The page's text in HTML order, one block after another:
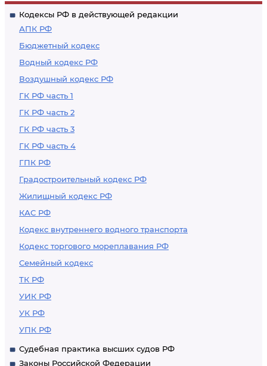
Кодексы РФ в действующей редакции
АПК РФ
Бюджетный кодекс
Водный кодекс РФ
Воздушный кодекс РФ
ГК РФ часть 1
ГК РФ часть 2
ГК РФ часть 3
ГК РФ часть 4
ГПК РФ
Градостроительный кодекс РФ
Жилищный кодекс РФ
КАС РФ
Кодекс внутреннего водного транспорта
Кодекс торгового мореплавания РФ
Семейный кодекс
ТК РФ
УИК РФ
УК РФ
УПК РФ
Судебная практика высших судов РФ
Законы Российской Федерации